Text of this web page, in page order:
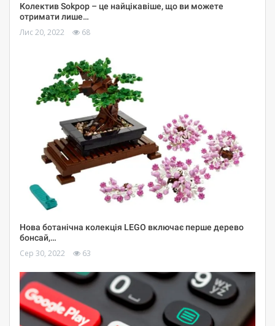
Колектив Sokpop – це найцікавіше, що ви можете
отримати лише…
Лис 20, 2022 68
Нова ботанічна колекція LEGO включає перше дерево
бонсай,…
Сер 30, 2022 63